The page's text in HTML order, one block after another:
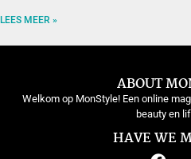
LEES MEER »
ABOUT
Welkom op MonStyle! Een online
beauty en
HAVE WE